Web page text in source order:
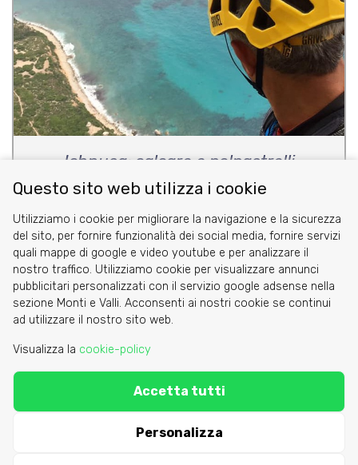
Ichnusa: calcare e polpastrelli
di Claudio Battezzati & Gian Piero Porcheddu
Cookie
Privacy Policy
Area riservata
C.A.I. Sezione di Torino - via Barbaroux 1
segreteria@caitorino.it- tel:
Questo sito web utilizza i cookie
Utilizziamo i cookie per migliorare la navigazione e la sicurezza
del sito, per fornire funzionalità dei social media, fornire servizi
quali mappe di google e video youtube e per analizzare il
nostro traffico. Utilizziamo cookie per visualizzare annunci
pubblicitari personalizzati con il servizio google adsense nella
sezione Monti e Valli. Acconsenti ai nostri cookie se continui
ad utilizzare il nostro sito web.
Visualizza la cookie-policy
Personalizza
Accetta tutti